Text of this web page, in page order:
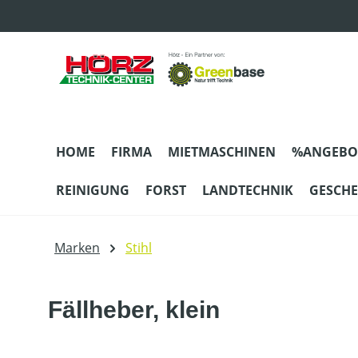
HOME FIRMA MIETMASCHINEN
REINIGUNG FORST LANDTECHNIK
Marken Stihl
Fällheber, klein